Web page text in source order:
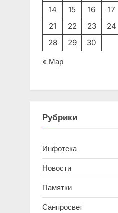
14
15 16 17
21
22 23 24
28
29
30
« Мар
Рубрики
Инфотека
Новости
Памятки
Санпросвет